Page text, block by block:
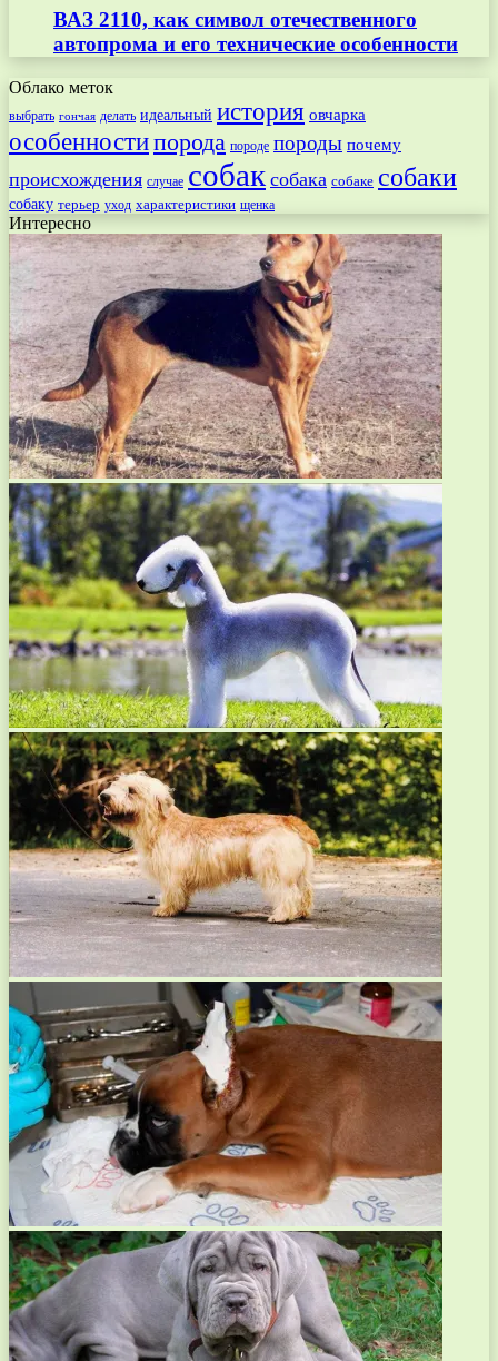
ВАЗ 2110, как символ отечественного
автопрома и его технические особенности
Облако меток
выбрать гончая делать идеальный история овчарка
особенностипорода породе породы почему
происхождения случае собак собака собаке собаки
собаку терьер уход характеристики щенка
Интересно